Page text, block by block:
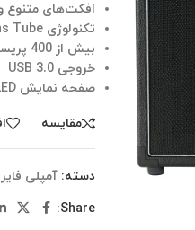
افکت‌های متنوع
تکنولوژی Trans Tube
بیش از 400 پریست
خروجی USB 3.0
صفحه نمایش LED
مقایسه
دسته: آمپلی فایر
Share: